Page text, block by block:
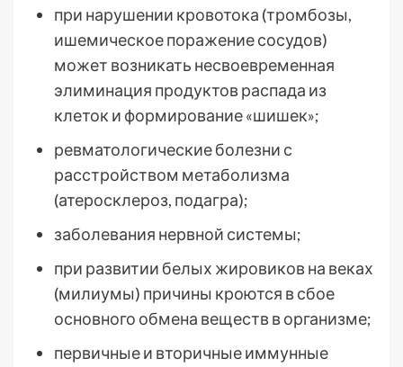
при нарушении кровотока (тромбозы,
ишемическое поражение сосудов)
может возникать несвоевременная
элиминация продуктов распада из
клеток и формирование «шишек»;
ревматологические болезни с
расстройством метаболизма
(атеросклероз, подагра);
заболевания нервной системы;
при развитии белых жировиков на веках
(милиумы) причины кроются в сбое
основного обмена веществ в организме;
первичные и вторичные иммунные